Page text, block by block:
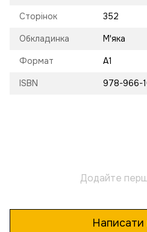
Сторінок 352
Обкладинка М'яка
Формат А1
ISBN 978-966-
Додайте
Написати